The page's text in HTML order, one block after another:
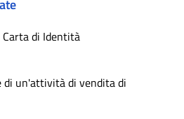
Carta di Identità
di un'attività di vendita di